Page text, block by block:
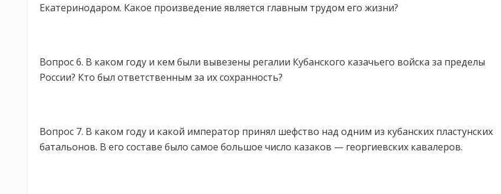
Екатеринодаром. Какое произведение является главным трудом его жизни?
Вопрос 6. В каком году и кем были вывезены регалии Кубанского казачьего войска за пределы
России? Кто был ответственным за их сохранность?
Вопрос 7. В каком году и какой император принял шефство над одним из кубанских пластунских
батальонов. В его составе было самое большое число казаков — георгиевских кавалеров.